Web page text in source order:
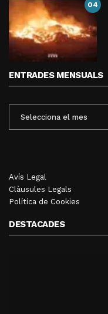
04
ENTRADES MENSUALS
MENSUALS
Avís Legal
Clàusules Legals
Política de Cookies
DESTACADES